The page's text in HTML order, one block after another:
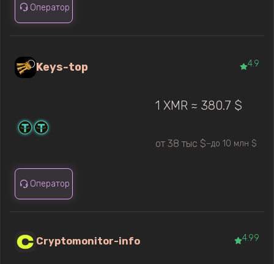
Оператор
Keys-top 4.9
1 XMR ≈ 380.7 $
от 38 тыс $—до 10 млн $
Оператор
Cryptomonitor-info 4.99